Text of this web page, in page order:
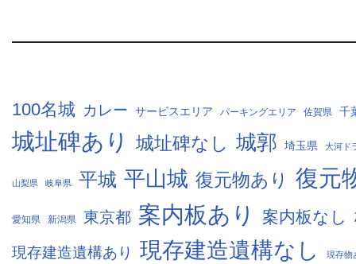
100名城 カレー サービスエリア パーキングエリア 佐賀県 千
城址碑あり 城址碑なし 城郭 埼玉県 大河ド
山梨県 岐阜県 平城 平山城 復元物あり 復元
愛知県 新潟県 東京都 案内板あり 案内板なし
現存建造遺構あり 現存建造遺構なし 現存物